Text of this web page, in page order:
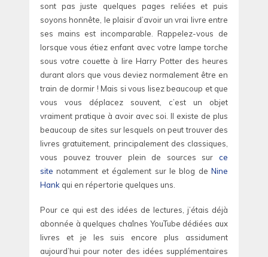
sont pas juste quelques pages reliées et puis
soyons honnête, le plaisir d’avoir un vrai livre entre
ses mains est incomparable. Rappelez-vous de
lorsque vous étiez enfant avec votre lampe torche
sous votre couette à lire Harry Potter des heures
durant alors que vous deviez normalement être en
train de dormir ! Mais si vous lisez beaucoup et que
vous vous déplacez souvent, c’est un objet
vraiment pratique à avoir avec soi. Il existe de plus
beaucoup de sites sur lesquels on peut trouver des
livres gratuitement, principalement des classiques,
vous pouvez trouver plein de sources sur ce
site notamment et également sur le blog de Nine
Hank qui en répertorie quelques uns.
Pour ce qui est des idées de lectures, j’étais déjà
abonnée à quelques chaînes YouTube dédiées aux
livres et je les suis encore plus assidument
aujourd’hui pour noter des idées supplémentaires